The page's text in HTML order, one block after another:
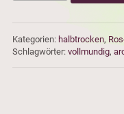
Kategorien: halbtrocken,
Schlagwörter: vollmundig,